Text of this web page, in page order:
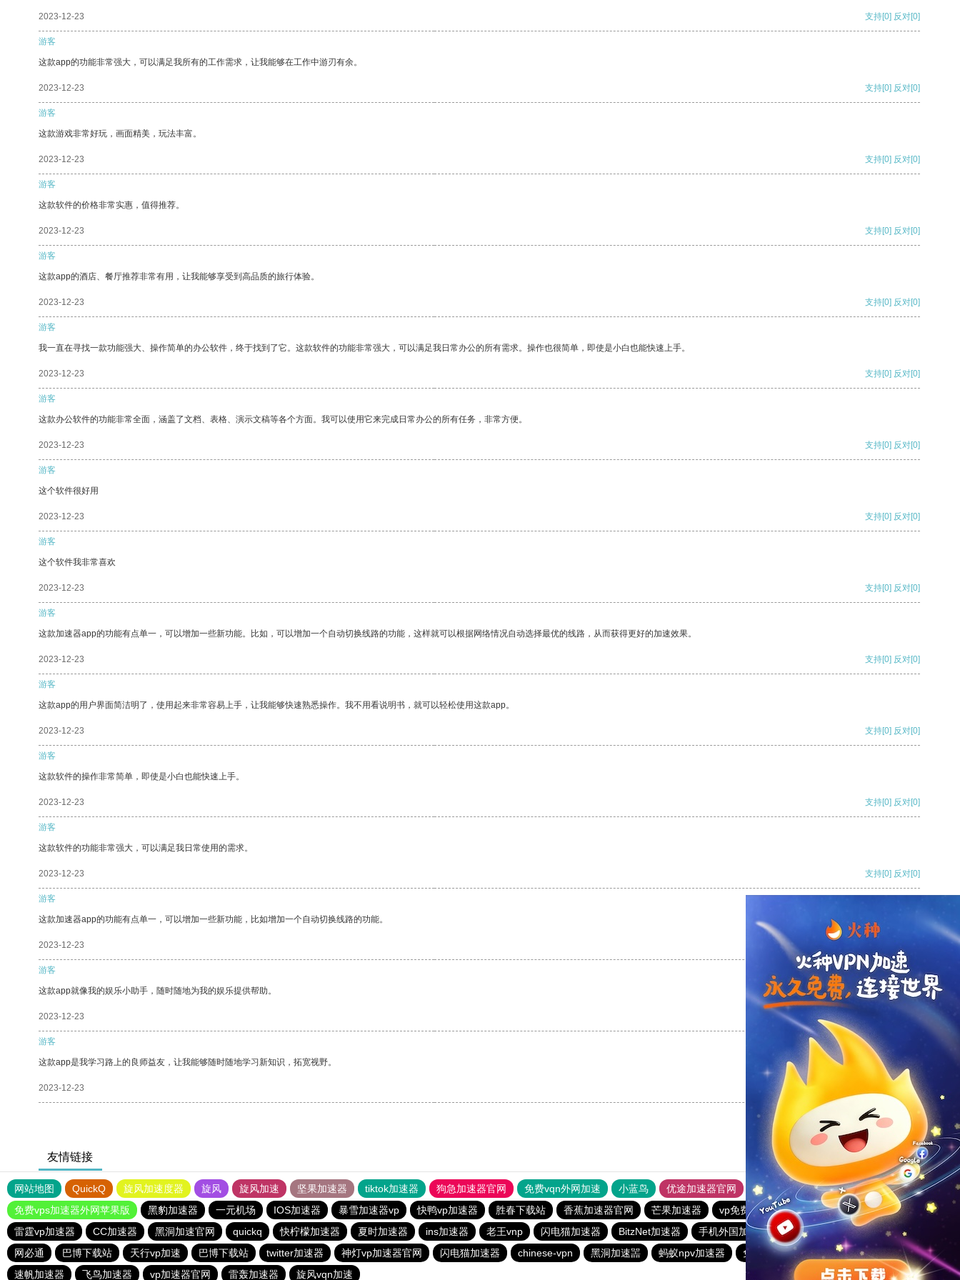
2023-12-23 支持[0] 反对[0]
游客
这款app的功能非常强大，可以满足我所有的工作需求，让我能够在工作中游刃有余。
2023-12-23 支持[0] 反对[0]
游客
这款游戏非常好玩，画面精美，玩法丰富。
2023-12-23 支持[0] 反对[0]
游客
这款软件的价格非常实惠，值得推荐。
2023-12-23 支持[0] 反对[0]
游客
这款app的酒店、餐厅推荐非常有用，让我能够享受到高品质的旅行体验。
2023-12-23 支持[0] 反对[0]
游客
我一直在寻找一款功能强大、操作简单的办公软件，终于找到了它。这款软件的功能非常强大，可以满足我日常办公的所有需求。操作也很简单，即使是小白也能快速上手。
2023-12-23 支持[0] 反对[0]
游客
这款办公软件的功能非常全面，涵盖了文档、表格、演示文稿等各个方面。我可以使用它来完成日常办公的所有任务，非常方便。
2023-12-23 支持[0] 反对[0]
游客
这个软件很好用
2023-12-23 支持[0] 反对[0]
游客
这个软件我非常喜欢
2023-12-23 支持[0] 反对[0]
游客
这款加速器app的功能有点单一，可以增加一些新功能。比如，可以增加一个自动切换线路的功能，这样就可以根据网络情况自动选择最优的线路，从而获得更好的加速效果。
2023-12-23 支持[0] 反对[0]
游客
这款app的用户界面简洁明了，使用起来非常容易上手，让我能够快速熟悉操作。我不用看说明书，就可以轻松使用这款app。
2023-12-23 支持[0] 反对[0]
游客
这款软件的操作非常简单，即使是小白也能快速上手。
2023-12-23 支持[0] 反对[0]
游客
这款软件的功能非常强大，可以满足我日常使用的需求。
2023-12-23 支持[0] 反对[0]
游客
这款加速器app的功能有点单一，可以增加一些新功能，比如增加一个自动切换线路的功能。
2023-12-23
游客
这款app就像我的娱乐小助手，随时随地为我的娱乐提供帮助。
2023-12-23 反对
游客
这款app是我学习路上的良师益友，让我能够随时随地学习新知识，拓宽视野。
2023-12-23 反对[0]
友情链接
网站地图 QuickQ 旋风加速度器 旋风 旋风加速 坚果加速器 tiktok加速器 狗急加速器官网 免费vqn外网加速 小蓝鸟 优途加速器官网 风驰加速器 旋风加速器
八戒看书
免费vps加速器外网苹果版
黑豹加速器 一元机场 IOS加速器 暴雪加速器vp 快鸭vp加速器 胜春下载站 香蕉加速器官网 芒果加速器 vp免费加速
蚂蚁vp加速器官网
雷霆vp加速器
CC加速器 黑洞加速官网 quickq 快柠檬加速器 夏时加速器 ins加速器 老王vnp 闪电猫加速器 BitzNet加速器 手机外国加速器官网 快连pvn加速器
苹果加速器
网必通
巴博下载站 天行vp加速 巴博下载站 twitter加速器 神灯vp加速器官网 闪电猫加速器 chinese-vpn 黑洞加速噐 蚂蚁npv加速器 免费vqn加速外网
极光加速器
速帆加速器
飞鸟加速器 vp加速器官网 雷轰加速器 旋风vqn加速